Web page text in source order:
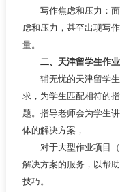
写作焦虑和压力：面
虑和压力，甚至出现写
量。
二、天津留学生作
辅无忧的天津留学生
求，为学生匹配相符的
题。指导老师会为学生
体的解决方案，
对于大型作业项目（
解决方案的服务，以帮
技巧。